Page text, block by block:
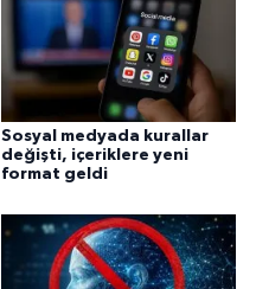
Sosyal medyada kurallar
değişti, içeriklere yeni
format geldi